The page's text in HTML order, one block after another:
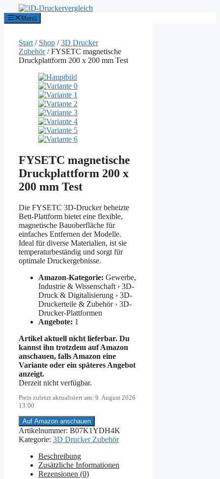
Inhalt
springen
Menü
Start / Shop /3D Drucker
Zubehör/ FYSETC magnetische
Druckplattform 200 x 200 mm Test
FYSETC magnetische
Druckplattform 200 x
200 mm Test
Die FYSETC 3D-Drucker beheizte
Bett-Plattform bietet eine flexible,
magnetische Bauoberfläche für
einfaches Entfernen der Modelle.
Ideal für diverse Materialien, ist sie
temperaturbeständig und sorgt für
optimale Druckergebnisse.
Amazon-Kategorie: Gewerbe,
Industrie & Wissenschaft › 3D-
Druck & Digitalisierung › 3D-
Druckerteile & Zubehör › 3D-
Drucker-Plattformen
Angebote: 1
Artikel aktuell nicht lieferbar. Du
kannst ihn trotzdem auf Amazon
anschauen, falls Amazon eine
Variante oder ein späteres Angebot
anzeigt.
Derzeit nicht verfügbar.
Preis zuletzt aktualisiert am: 9. August 2026
13:00
Auf Amazon anschauen
Artikelnummer: B07K1YDH4K
Kategorie: 3D Drucker Zubehör
Beschreibung
Zusätzliche Informationen
Rezensionen (0)